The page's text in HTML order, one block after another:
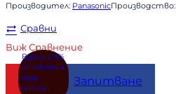
Производител: PanasonicПроизводство:
Сравни
Виж Сравнение
Купи Запитване